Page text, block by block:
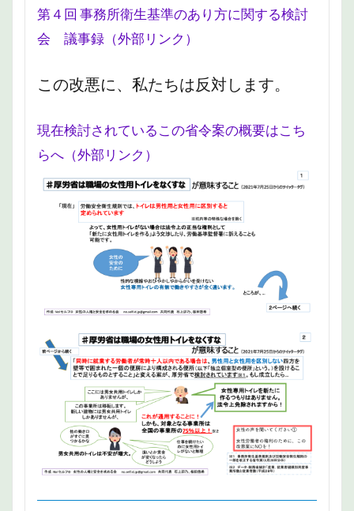
第４回 事務所衛生基準のあり方に関する検討
会 議事録（外部リンク）
この改悪に、私たちは反対します。
現在検討されているこの省令案の概要はこち
らへ（外部リンク）